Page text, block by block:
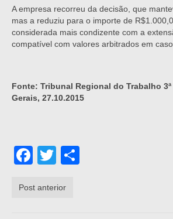
A empresa recorreu da decisão, que
mas a reduziu para o importe de
considerada mais condizente com a
compatível com valores arbitrados em
Fonte: Tribunal Regional do Trabalho
Gerais, 27.10.2015
Facebook
Twitter
Post anterior